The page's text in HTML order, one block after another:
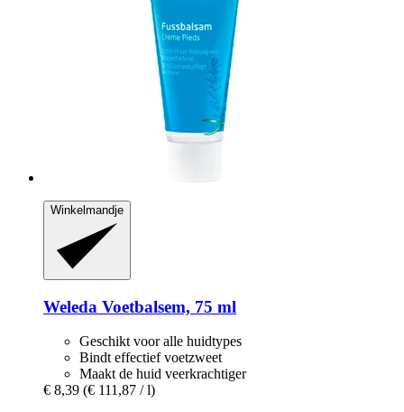
Winkelmandje
Weleda Voetbalsem, 75 ml
Geschikt voor alle huidtypes
Bindt effectief voetzweet
Maakt de huid veerkrachtiger
€ 8,39 (€ 111,87 / l)